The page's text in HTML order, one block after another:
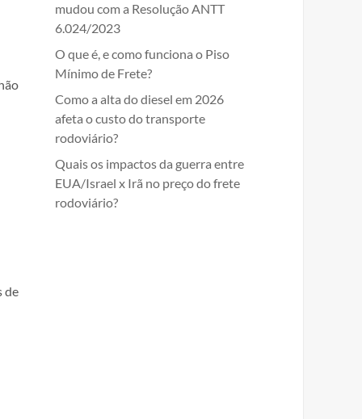
de
mudou com a Resolução ANTT
6.024/2023
O que é, e como funciona o Piso
Mínimo de Frete?
Como a alta do diesel em 2026
afeta o custo do transporte
rodoviário?
Quais os impactos da guerra entre
EUA/Israel x Irã no preço do frete
rodoviário?